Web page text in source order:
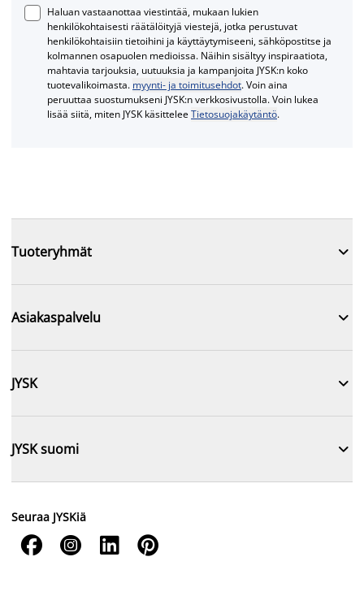
Haluan vastaanottaa viestintää, mukaan lukien
henkilökohtaisesti räätälöityjä viestejä, jotka perustuvat
henkilökohtaisiin tietoihini ja käyttäytymiseeni, sähköpostitse ja
kolmannen osapuolen medioissa. Näihin sisältyy inspiraatiota,
mahtavia tarjouksia, uutuuksia ja kampanjoita JYSK:n koko
tuotevalikoimasta. myynti- ja toimitusehdot. Voin aina
peruuttaa suostumukseni JYSK:n verkkosivustolla. Voin lukea
lisää siitä, miten JYSK käsitteleeTietosuojakäytäntö.
Tuoteryhmät 
Asiakaspalvelu 
JYSK 
JYSK suomi 
Seuraa JYSKiä
   